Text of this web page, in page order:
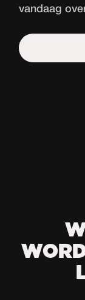
vandaag